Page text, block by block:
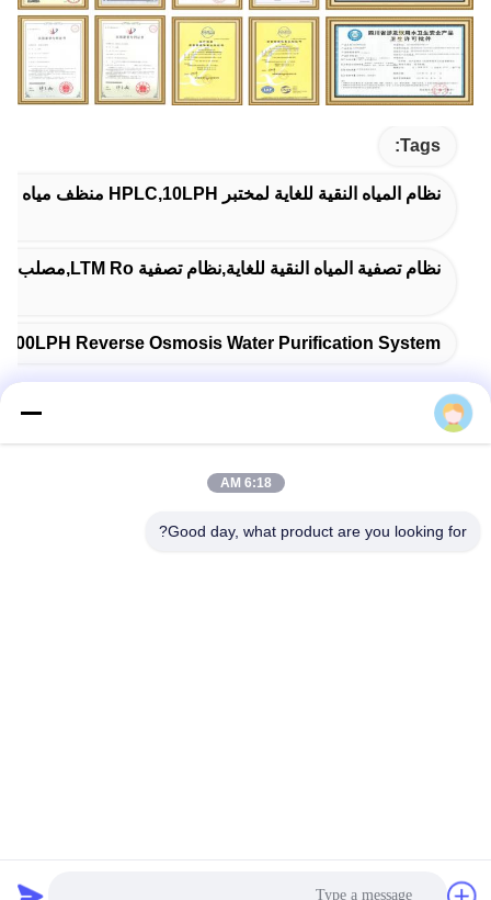
Tags:
نظام المياه النقية للغاية لمختبر HPLC,10LPH منظف مياه المختبر النقي للغاية,نظام تنقية المياه بالتمويه العكسي 300LPH
نظام تصفية المياه النقية للغاية,نظام تصفية LTM Ro,مصلب المياه للمختبر
300LPH Reverse Osmosis Water Purification System
العنوان
6:18 AM
Good day, what product are you looking for?